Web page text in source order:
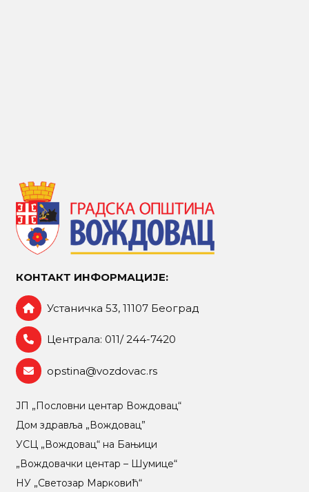
КОНТАКТ ИНФОРМАЦИЈЕ:
Устаничка 53, 11107 Београд
Централа: 011/ 244-7420
opstina@vozdovac.rs
ЈП „Пословни центар Вождовац“
Дом здравља „Вождовац”
УСЦ „Вождовац“ на Бањици
„Вождовачки центар – Шумице“
НУ „Светозар Марковић“